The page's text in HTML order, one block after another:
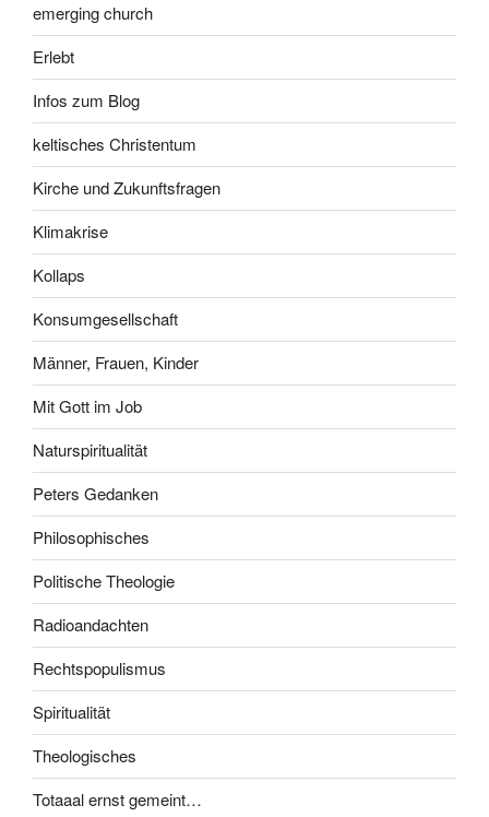
emerging church
Erlebt
Infos zum Blog
keltisches Christentum
Kirche und Zukunftsfragen
Klimakrise
Kollaps
Konsumgesellschaft
Männer, Frauen, Kinder
Mit Gott im Job
Naturspiritualität
Peters Gedanken
Philosophisches
Politische Theologie
Radioandachten
Rechtspopulismus
Spiritualität
Theologisches
Totaaal ernst gemeint…